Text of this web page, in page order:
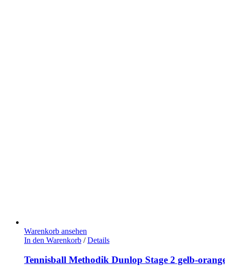
Warenkorb ansehen
In den Warenkorb / Details
Tennisball Methodik Dunlop Stage 2 gelb-